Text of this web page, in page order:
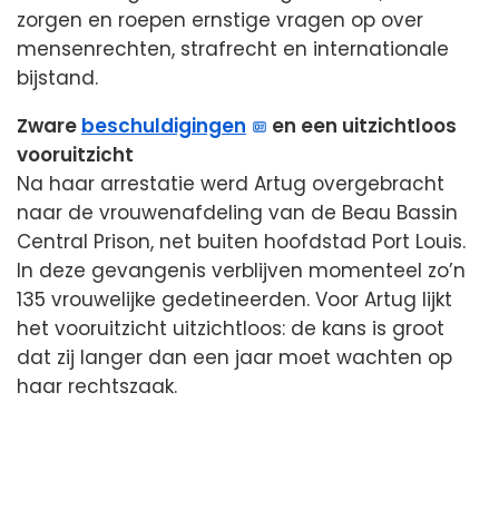
zorgen en roepen ernstige vragen op over
mensenrechten, strafrecht en internationale
bijstand.
Zware beschuldigingen
en een uitzichtloos
vooruitzicht
Na haar arrestatie werd Artug overgebracht
naar de vrouwenafdeling van de Beau Bassin
Central Prison, net buiten hoofdstad Port Louis.
In deze gevangenis verblijven momenteel zo’n
135 vrouwelijke gedetineerden. Voor Artug lijkt
het vooruitzicht uitzichtloos: de kans is groot
dat zij langer dan een jaar moet wachten op
haar rechtszaak.